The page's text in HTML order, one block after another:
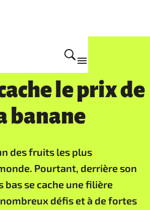
le prix de
banane
des fruits les plus
Pourtant, derrière son
bas se cache une filière
défis et à de fortes